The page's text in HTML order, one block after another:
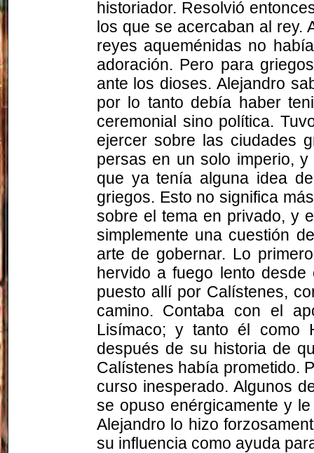
historiador. Resolvió
los que se acercaban al rey.
reyes aqueménidas no
adoración. Pero para
ante los dioses. Alejandro
por lo tanto debía haber
ceremonial sino política.
ejercer sobre las ciudades
persas en un solo imperio,
que ya tenía alguna idea
griegos. Esto no significa
sobre el tema en privado, y
simplemente una cuestión
arte de gobernar. Lo
hervido a fuego lento
puesto allí por Calístenes,
camino. Contaba con el
Lisímaco; y tanto él como
después de su historia de
Calístenes había prometido.
curso inesperado. Algunos
se opuso enérgicamente y
Alejandro lo hizo
su influencia como ayuda